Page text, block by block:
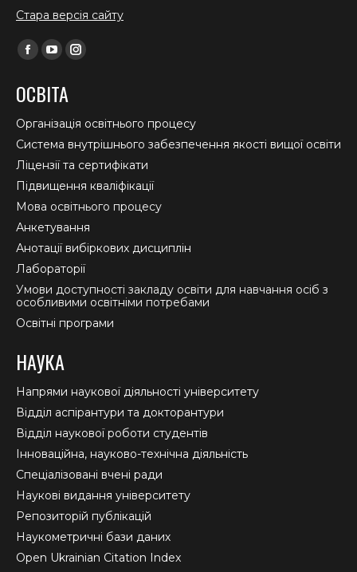
Стара версія сайту
Find us on:
Facebook
opens
in
new
window
YouTube
opens
in
new
window
Instagram
in
new
window
ОСВІТА
Організація освітнього процесу
Система внутрішнього забезпечення якості вищої освіти
Ліцензії та сертифікати
Підвищення кваліфікації
Мова освітнього процесу
Анкетування
Анотації вибіркових дисциплін
Лабораторії
Умови доступності закладу освіти для навчання осіб з
особливими освітніми потребами
Освітні програми
НАУКА
Напрями наукової діяльності університету
Відділ аспірантури та докторантури
Відділ наукової роботи студентів
Інноваційна, науково-технічна діяльність
Спеціалізовані вчені ради
Наукові видання університету
Репозиторій публікацій
Наукометричні бази даних
Open Ukrainian Citation Index